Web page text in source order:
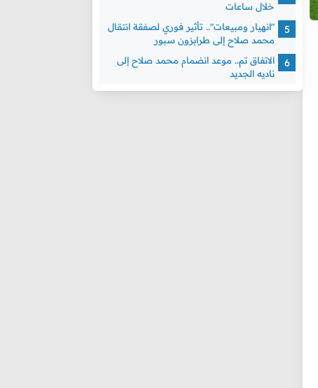
خلال ساعات
"انهيار ومبيعات".. تأثير فوري لصفقة انتقال
محمد صلاح إلى طرابزون سبور
الاتفاق تم.. موعد انضمام محمد صلاح إلى
ناديه الجديد